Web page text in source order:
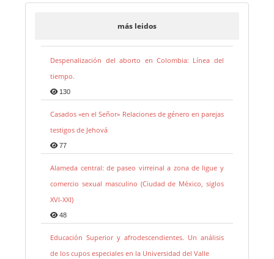
más leidos
Despenalización del aborto en Colombia: Línea del
tiempo.
130
Casados «en el Señor» Relaciones de género en parejas
testigos de Jehová
77
Alameda central: de paseo virreinal a zona de ligue y
comercio sexual masculino (Ciudad de México, siglos
XVI-XXI)
48
Educación Superior y afrodescendientes. Un análisis
de los cupos especiales en la Universidad del Valle